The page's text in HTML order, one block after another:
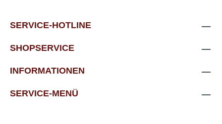
SERVICE-HOTLINE
SHOPSERVICE
INFORMATIONEN
SERVICE-MENÜ